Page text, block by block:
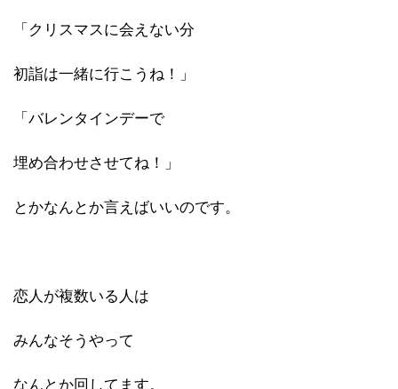
「クリスマスに会えない分
初詣は一緒に行こうね！」
「バレンタインデーで
埋め合わせさせてね！」
とかなんとか言えばいいのです。
恋人が複数いる人は
みんなそうやって
なんとか回してます。